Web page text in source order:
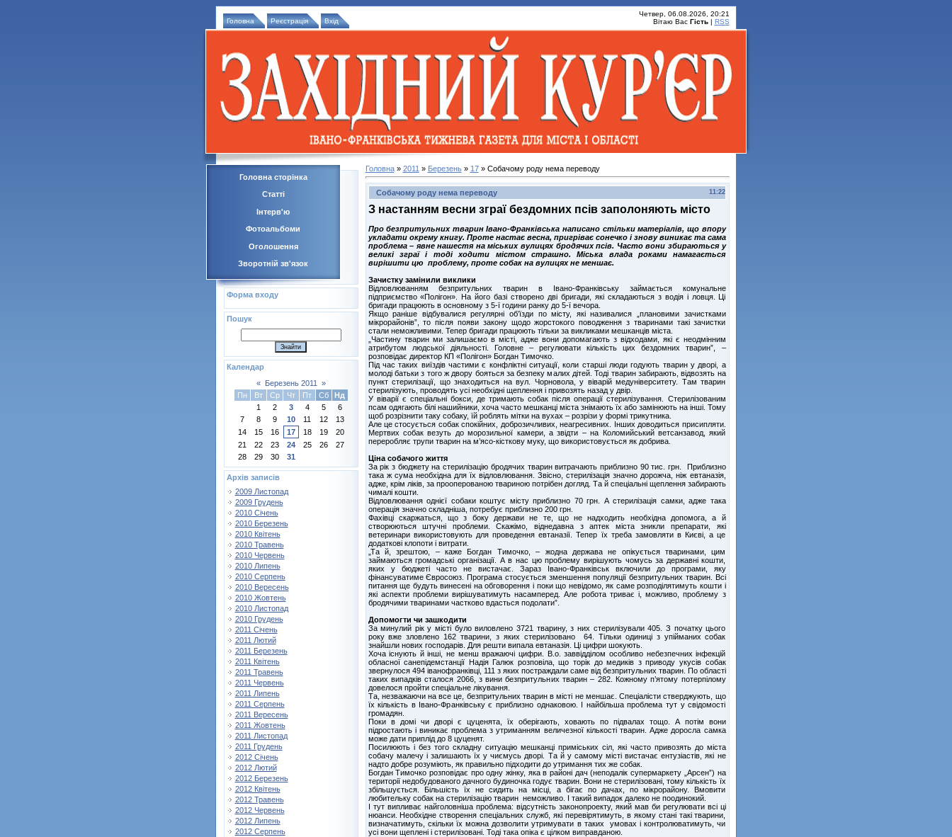
Головна Реєстрація Вхід
Четвер, 06.08.2026, 20:21
Вітаю Вас Гість| RSS
Головна сторінка
Статті
Інтерв'ю
Фотоальбоми
Оголошення
Зворотній зв'язок
Форма входу
Пошук
Календар
«
Березень 2011
»
Пн
Вт Ср Чт Пт Сб
Нд
1
2 3 4 5
6
7
8 9 10 11 12
13
14
15 16 17 18 19
20
21
22 23 24 25 26
27
28
29 30 31
Архів записів
2009 Листопад
2009 Грудень
2010 Січень
2010 Березень
2010 Квітень
2010 Травень
2010 Червень
2010 Липень
2010 Серпень
2010 Вересень
2010 Жовтень
2010 Листопад
2010 Грудень
2011 Січень
2011 Лютий
2011 Березень
2011 Квітень
2011 Травень
2011 Червень
2011 Липень
2011 Серпень
2011 Вересень
2011 Жовтень
2011 Листопад
2011 Грудень
2012 Січень
2012 Лютий
2012 Березень
2012 Квітень
2012 Травень
2012 Червень
2012 Липень
2012 Серпень
Головна» 2011 » Березень » 17» Собачому роду нема переводу
11:22
Собачому роду нема переводу
З настанням весни зграї бездомних псів заполоняють місто
Про безпритульних тварин Івано-Франківська написано стільки матеріалів, що впору
укладати окрему книгу. Проте настає весна, пригріває сонечко і знову виникає та сама
проблема – явне нашестя на міських вулицях бродячих псів. Часто вони збираються у
великі зграї і тоді ходити містом страшно. Міська влада роками намагається
вирішити цю проблему, проте собак на вулицях не меншає.
Зачистку замінили виклики
Відловлюванням безпритульних тварин в Івано-Франківську займається комунальне
підприємство «Полігон». На його базі створено дві бригади, які складаються з водія і ловця. Ці
бригади працюють в основному з 5-ї години ранку до 5-ї вечора.
Якщо раніше відбувалися регулярні об’їзди по місту, які називалися „плановими зачистками
мікрорайонів”, то після появи закону щодо жорстокого поводження з тваринами такі зачистки
стали неможливими. Тепер бригади працюють тільки за викликами мешканців міста.
„Частину тварин ми залишаємо в місті, адже вони допомагають з відходами, які є неодмінним
атрибутом людської діяльності. Головне – регулювати кількість цих бездомних тварин”, –
розповідає директор КП «Полігон» Богдан Тимочко.
Під час таких виїздів частими є конфліктні ситуації, коли старші люди годують тварин у дворі, а
молоді батьки з того ж двору бояться за безпеку малих дітей. Тоді тварин забирають, відвозять на
пункт стерилізації, що знаходиться на вул. Чорновола, у віварій медуніверситету. Там тварин
стерилізують, проводять усі необхідні щеплення і привозять назад у двір.
У віварії є спеціальні бокси, де тримають собак після операції стерилізування. Стерилізованим
псам одягають білі нашийники, хоча часто мешканці міста знімають їх або замінюють на інші. Тому
щоб розрізнити таку собаку, їй роблять мітки на вухах – розрізи у формі трикутника.
Але це стосується собак спокійних, доброзичливих, неагресивних. Інших доводиться присипляти.
Мертвих собак везуть до морозильної камери, а звідти – на Коломийський ветсанзавод, який
переробляє трупи тварин на м’ясо-кісткову муку, що використовується як добрива.
Ціна собачого життя
За рік з бюджету на стерилізацію бродячих тварин витрачають приблизно 90 тис. грн. Приблизно
така ж сума необхідна для їх відловлювання. Звісно, стерилізація значно дорожча, ніж евтаназія,
адже, крім ліків, за прооперованою твариною потрібен догляд. Та й спеціальні щеплення забирають
чималі кошти.
Відловлювання однієї собаки коштує місту приблизно 70 грн. А стерилізація самки, адже така
операція значно складніша, потребує приблизно 200 грн.
Фахівці скаржаться, що з боку держави не те, що не надходить необхідна допомога, а й
створюються штучні проблеми. Скажімо, віднедавна з аптек міста зникли препарати, які
ветеринари використовують для проведення евтаназії. Тепер їх треба замовляти в Києві, а це
додаткові клопоти і витрати.
„Та й, зрештою, – каже Богдан Тимочко, – жодна держава не опікується тваринами, цим
займаються громадські організації. А в нас цю проблему вирішують чомусь за державні кошти,
яких у бюджеті часто не вистачає. Зараз Івано-Франківськ включили до програми, яку
фінансуватиме Євросоюз. Програма стосується зменшення популяції безпритульних тварин. Всі
питання ще будуть винесені на обговорення і поки що невідомо, як саме розподілятимуть кошти і
які аспекти проблеми вирішуватимуть насамперед. Але робота триває і, можливо, проблему з
бродячими тваринами частково вдасться подолати”.
Допомогти чи зашкодити
За минулий рік у місті було виловлено 3721 тварину, з них стерилізували 405. З початку цього
року вже зловлено 162 тварини, з яких стерилізовано 64. Тільки одиниці з упійманих собак
знайшли нових господарів. Для решти випала евтаназія. Ці цифри шокують.
Хоча існують й інші, не менш вражаючі цифри. В.о. заввідділом особливо небезпечних інфекцій
обласної санепідемстанції Надія Галюк розповіла, що торік до медиків з приводу укусів собак
звернулося 494 іванофранківці, 111 з яких постраждали саме від безпритульних тварин. По області
таких випадків сталося 2066, з вини безпритульних тварин – 282. Кожному п’ятому потерпілому
довелося пройти спеціальне лікування.
Та, незважаючи на все це, безпритульних тварин в місті не меншає. Спеціалісти стверджують, що
їх кількість в Івано-Франківську є приблизно однаковою. І найбільша проблема тут у свідомості
громадян.
Поки в домі чи дворі є цуценята, їх оберігають, ховають по підвалах тощо. А потім вони
підростають і виникає проблема з утриманням величезної кількості тварин. Адже доросла самка
може дати приплід до 8 цуценят.
Посилюють і без того складну ситуацію мешканці приміських сіл, які часто привозять до міста
собачу малечу і залишають їх у чиємусь дворі. Та й у самому місті вистачає ентузіастів, які не
надто добре розуміють, як правильно підходити до утримання тих же собак.
Богдан Тимочко розповідає про одну жінку, яка в районі дач (неподалік супермаркету „Арсен”) на
території недобудованого дачного будиночка годує тварин. Вони не стерилізовані, тому кількість їх
збільшується. Більшість їх не сидить на місці, а бігає по дачах, по мікрорайону. Вмовити
любительку собак на стерилізацію тварин неможливо. І такий випадок далеко не поодинокий.
І тут випливає найголовніша проблема: відсутність законопроекту, який мав би регулювати всі ці
нюанси. Необхідне створення спеціальних служб, які перевірятимуть, в якому стані такі тварини,
визначатимуть, скільки їх можна дозволити утримувати в таких умовах і контролюватимуть, чи
усі вони щеплені і стерилізовані. Тоді така опіка є цілком виправданою.